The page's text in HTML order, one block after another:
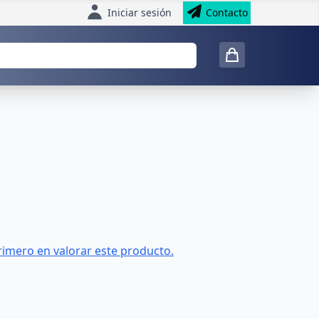
Iniciar sesión Contacto
en valorar este producto.